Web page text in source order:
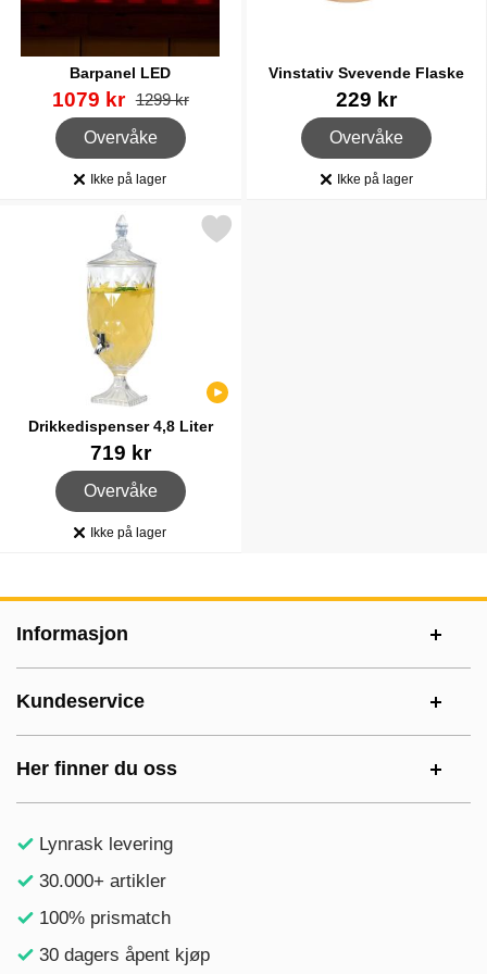
Barpanel LED
Varenummer 35078
ny pris
1079 kr gammel pris
1299 kr
Overvåke
, Barpanel LED
Produkttilgjengelighet:
Ikke på lager
Vinstativ Svevende Flaske
Varenummer 36874
229 kr
Overvåke
, Vinstativ Svevende
Produkttilgjengelighet:
Ikke på lager
Drikkedispenser 4,8 Liter
Varenummer 86059
719 kr
Overvåke
, Drikkedispenser 4,8 Liter
Produkttilgjengelighet:
Ikke på lager
Merk drikkedispenser 4,8 Liter som favoritt
Informasjon
Kundeservice
Her finner du oss
Lynrask levering
30.000+ artikler
100% prismatch
30 dagers åpent kjøp